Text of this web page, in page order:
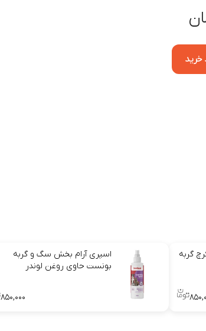
خرید
گربه
اسپری آرام بخش سگ و گربه
بونست حاوی روغن لوندر
۸۵۰,۰۰۰